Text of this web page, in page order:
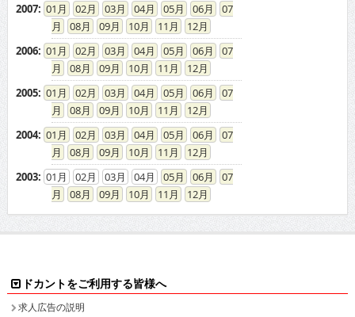
2007: 01 02 03 04 05 06
07
08
09 10 11
12
2006: 01 02 03 04 05 06
07
08
09 10 11
12
2005: 01 02 03 04 05 06
07
08
09 10 11
12
2004: 01 02 03 04 05 06
07
08
09 10 11
12
2003: 01 02 03 04 05 06
07
08
09 10 11 12
ドカントをご利用する皆様へ
求人広告の説明